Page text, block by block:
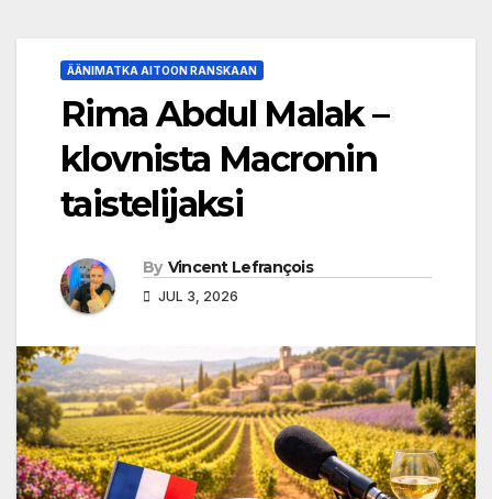
ÄÄNIMATKA AITOON RANSKAAN
Rima Abdul Malak –
klovnista Macronin
taistelijaksi
By Vincent Lefrançois
JUL 3, 2026